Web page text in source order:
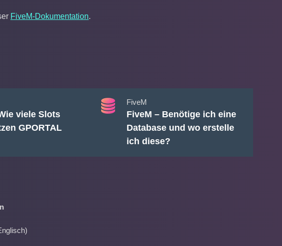
FiveM-Dokumentation.
viele Slots
GPORTAL
FiveM
FiveM – Benötige ich eine
Database und wo erstelle
ich diese?
)